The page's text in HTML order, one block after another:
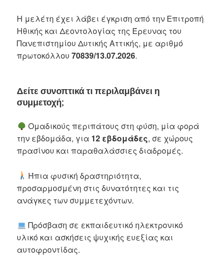
Η μελέτη έχει λάβει έγκριση από την Επιτροπή
Ηθικής και Δεοντολογίας της Έρευνας του
Πανεπιστημίου Δυτικής Αττικής, με αριθμό
πρωτοκόλλου70839/13.07.2026.
Δείτε συνοπτικά τι περιλαμβάνει η
συμμετοχή;
Ομαδικούς περιπάτους στη φύση, μία φορά
την εβδομάδα, για 12 εβδομάδες, σε χώρους
πρασίνου και παραθαλάσσιες διαδρομές.
Ήπια φυσική δραστηριότητα,
προσαρμοσμένη στις δυνατότητες και τις
ανάγκες των συμμετεχόντων.
Πρόσβαση σε εκπαιδευτικό ηλεκτρονικό
υλικό και ασκήσεις ψυχικής ευεξίας και
αυτοφροντίδας.